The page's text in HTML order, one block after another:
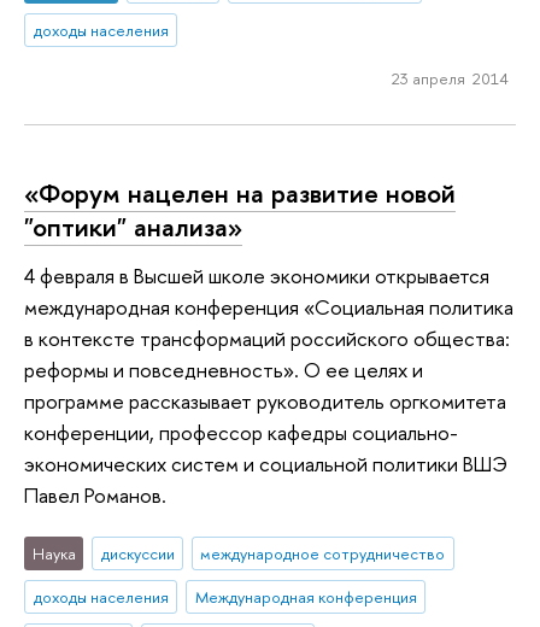
доходы населения
23 апреля 2014
«Форум нацелен на развитие новой
"оптики" анализа»
4 февраля в Высшей школе экономики открывается
международная конференция «Социальная политика
в контексте трансформаций российского общества:
реформы и повседневность». О ее целях и
программе рассказывает руководитель оргкомитета
конференции, профессор кафедры социально-
экономических систем и социальной политики ВШЭ
Павел Романов.
Наука дискуссии
международное сотрудничество
доходы населения
Международная конференция